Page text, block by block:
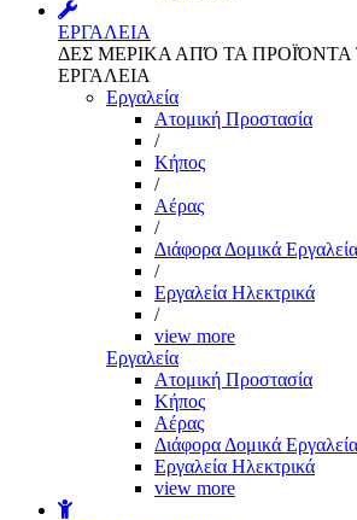
ΕΡΓΑΛΕΙΑ
ΔΕΣ ΜΕΡΙΚΑ ΑΠΌ ΤΑ ΠΡΟΪΌΝΤΑ
ΕΡΓΑΛΕΙΑ
Εργαλεία
Aτομική Προστασία
/
Kήπος
/
Αέρας
/
Διάφορα Δομικά
/
Εργαλεία Ηλεκτρικά
/
view more
Εργαλεία
Aτομική Προστασία
Kήπος
Αέρας
Διάφορα Δομικά
Εργαλεία Ηλεκτρικά
view more